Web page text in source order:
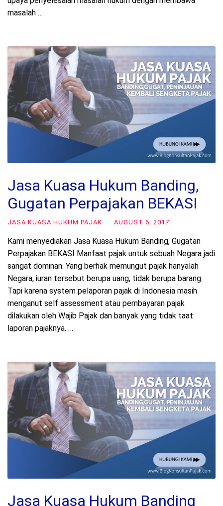
masalah …
Jasa Kuasa Hukum Banding,
Gugatan Perpajakan BEKASI
JASA KUASA HUKUM PAJAK · AUGUST 6, 2017
Kami menyediakan Jasa Kuasa Hukum Banding, Gugatan
Perpajakan BEKASI Manfaat pajak untuk sebuah Negara jadi
sangat dominan. Yang berhak memungut pajak hanyalah
Negara, iuran tersebut berupa uang, tidak berupa barang.
Tapi karena system pelaporan pajak di Indonesia masih
menganut self assessment atau pembayaran pajak
dilakukan oleh Wajib Pajak dan banyak yang tidak taat
laporan pajaknya. …
Jasa Kuasa Hukum Banding